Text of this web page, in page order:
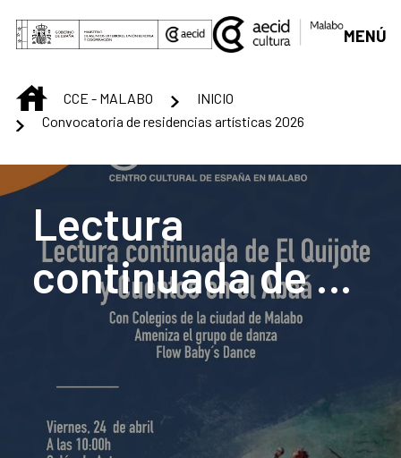
Saltar al contenido principal
MENÚ
INICIOCCE - MALABO
INICIO
Convocatoria de residencias artísticas 2026
Centro Cultural de
Lectura
continuada de El
Quijote y Cuentos
en el Abaá